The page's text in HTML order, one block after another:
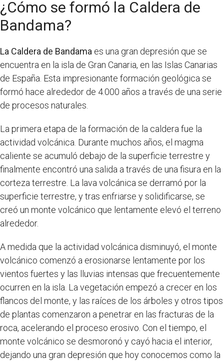
¿Cómo se formó la Caldera de
Bandama?
La Caldera de Bandama es una gran depresión que se
encuentra en la isla de Gran Canaria, en las Islas Canarias
de España. Esta impresionante formación geológica se
formó hace alrededor de 4.000 años a través de una serie
de procesos naturales.
La primera etapa de la formación de la caldera fue la
actividad volcánica. Durante muchos años, el magma
caliente se acumuló debajo de la superficie terrestre y
finalmente encontró una salida a través de una fisura en la
corteza terrestre. La lava volcánica se derramó por la
superficie terrestre, y tras enfriarse y solidificarse, se
creó un monte volcánico que lentamente elevó el terreno
alrededor.
A medida que la actividad volcánica disminuyó, el monte
volcánico comenzó a erosionarse lentamente por los
vientos fuertes y las lluvias intensas que frecuentemente
ocurren en la isla. La vegetación empezó a crecer en los
flancos del monte, y las raíces de los árboles y otros tipos
de plantas comenzaron a penetrar en las fracturas de la
roca, acelerando el proceso erosivo. Con el tiempo, el
monte volcánico se desmoronó y cayó hacia el interior,
dejando una gran depresión que hoy conocemos como la